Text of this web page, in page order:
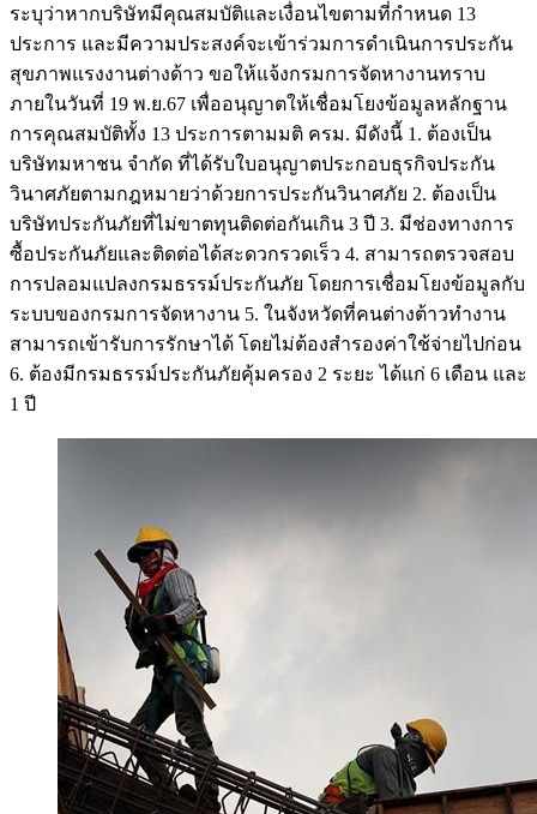
ระบุว่าหากบริษัทมีคุณสมบัติและเงื่อนไขตามที่กำหนด 13
ประการ และมีความประสงค์จะเข้าร่วมการดำเนินการประกัน
สุขภาพแรงงานต่างด้าว ขอให้แจ้งกรมการจัดหางานทราบ
ภายในวันที่ 19 พ.ย.67 เพื่ออนุญาตให้เชื่อมโยงข้อมูลหลักฐาน
การคุณสมบัติทั้ง 13 ประการตามมติ ครม. มีดังนี้ 1. ต้องเป็น
บริษัทมหาชน จำกัด ที่ได้รับใบอนุญาตประกอบธุรกิจประกัน
วินาศภัยตามกฎหมายว่าด้วยการประกันวินาศภัย 2. ต้องเป็น
บริษัทประกันภัยที่ไม่ขาตทุนติดต่อกันเกิน 3 ปี 3. มีช่องทางการ
ซื้อประกันภัยและติดต่อได้สะดวกรวดเร็ว 4. สามารถตรวจสอบ
การปลอมแปลงกรมธรรม์ประกันภัย โดยการเชื่อมโยงข้อมูลกับ
ระบบของกรมการจัดหางาน 5. ในจังหวัดที่คนต่างต้าวทำงาน
สามารถเข้ารับการรักษาได้ โดยไม่ต้องสำรองค่าใช้จ่ายไปก่อน
6. ต้องมีกรมธรรม์ประกันภัยคุ้มครอง 2 ระยะ ได้แก่ 6 เดือน และ
1 ปี